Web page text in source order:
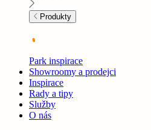
Produkty
Park inspirace
Showroomy a prodejci
Inspirace
Rady a tipy
Služby
O nás